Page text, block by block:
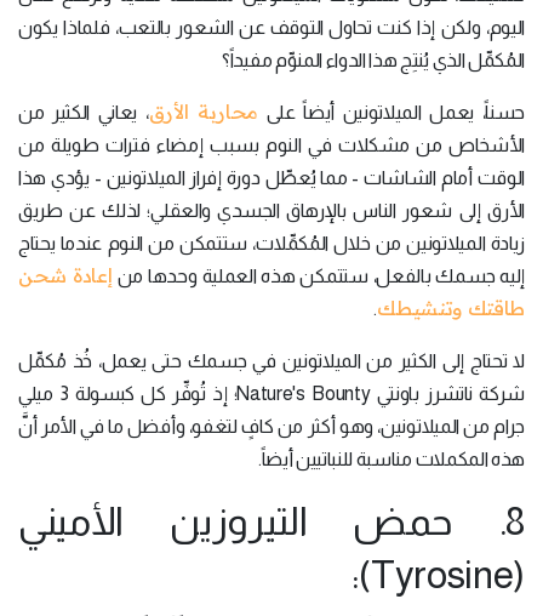
اليوم، ولكن إذا كنت تحاول التوقف عن الشعور بالتعب، فلماذا يكون
المُكمِّل الذي يُنتِج هذا الدواء المنوِّم مفيداً؟
حسناً، يعمل الميلاتونين أيضاً على محاربة الأرق، يعاني الكثير من
الأشخاص من مشكلات في النوم بسبب إمضاء فترات طويلة من
الوقت أمام الشاشات - مما يُعطِّل دورة إفراز الميلاتونين - يؤدي هذا
الأرق إلى شعور الناس بالإرهاق الجسدي والعقلي؛ لذلك عن طريق
زيادة الميلاتونين من خلال المُكمِّلات، ستتمكن من النوم عندما يحتاج
إليه جسمك بالفعل، ستتمكن هذه العملية وحدها من إعادة شحن
طاقتك وتنشيطك.
لا تحتاج إلى الكثير من الميلاتونين في جسمك حتى يعمل، خُذ مُكمِّل
شركة ناتشرز باونتي Nature's Bounty؛ إذ تُوفِّر كل كبسولة 3 ميلي
جرام من الميلاتونين، وهو أكثر من كافٍ لتغفو، وأفضل ما في الأمر أنَّ
هذه المكملات مناسبة للنباتيين أيضاً.
8. حمض التيروزين الأميني
(Tyrosine):